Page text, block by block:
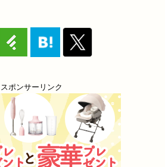
スポンサーリンク